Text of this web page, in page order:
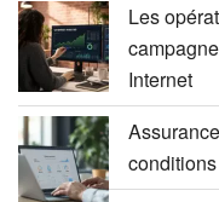
Les
Internet
conditions